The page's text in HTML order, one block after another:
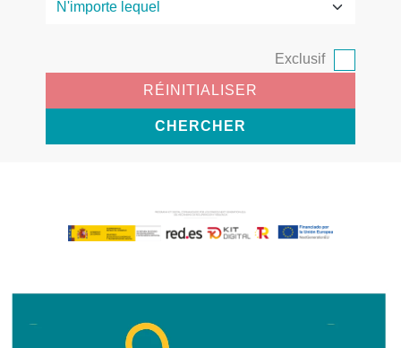
Exclusif
RÉINITIALISER
CHERCHER